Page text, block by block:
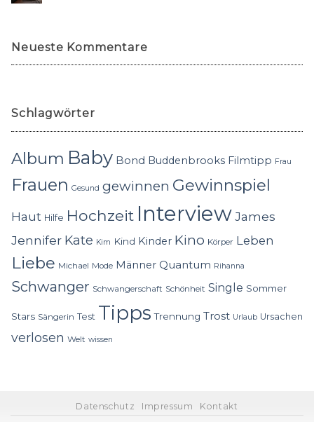
Neueste Kommentare
Schlagwörter
Album Baby Bond Buddenbrooks Filmtipp Frau
Frauen Gesund gewinnen Gewinnspiel
Haut Hilfe Hochzeit InterviewJames
Jennifer Kate Kim Kind Kinder Kino Körper Leben
Liebe Michael Mode Männer Quantum Rihanna
Schwanger Schwangerschaft Schönheit Single Sommer
Stars Sängerin Test Tipps Trennung Trost Urlaub Ursachen
verlosen Welt wissen
Datenschutz Impressum Kontakt